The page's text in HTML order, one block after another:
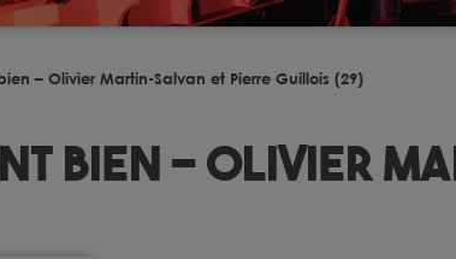
– Olivier Martin-Salvan et Pierre Guillois (29)
bien – Olivier